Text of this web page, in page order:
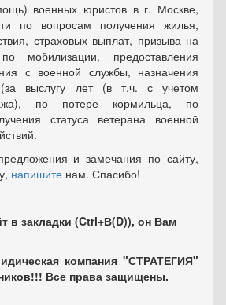
военных юристов в г. Москве,
по вопросам получения жилья,
страховых выплат, призыва на
мобилизации, предоставления
с военной службы, назначения
выслугу лет (в т.ч. с учетом
по потере кормильца, по
статуса ветерана военной
и замечания по сайту,
напишите нам. Спасибо!
в закладки (Ctrl+В(D)), он Вам
компания "СТРАТЕГИЯ"
Все права защищены.